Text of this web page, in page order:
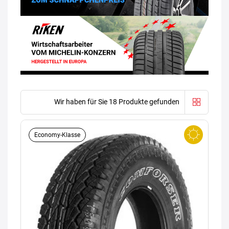
Wir haben für Sie 18 Produkte gefunden
Economy-Klasse